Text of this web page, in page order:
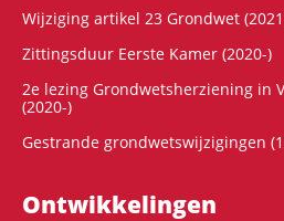
Wijziging artikel 23 Grondwet
Zittingsduur Eerste Kamer (2020-)
2e lezing Grondwetsherziening in
(2020-)
Gestrande grondwetswijzigingen
Ontwikke­lingen